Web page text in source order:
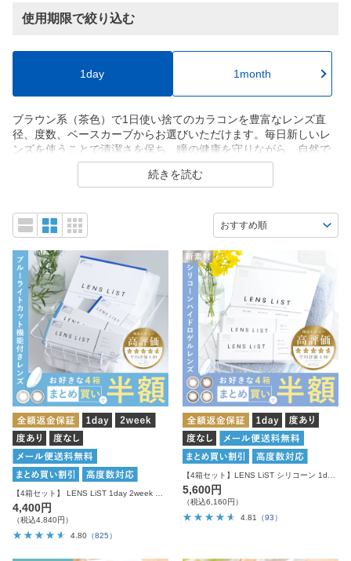
使用期限で絞り込む
1day 1month
ブラウン系（茶色）で1日使い捨てのカラコンを豊富なレンズ直
径、度数、ベースカーブからお選びいただけます。毎日新しいレ
ンズを使うことで清潔さを保ち、瞳の健康を守りながら、自然で
魅力的な瞳を演出できます。忙しい日常にも便利な、手軽におし
ゃれを楽しめるカラコンです。続きを読む
4,400円
（税込4,840円）
4.80 （825）
5,600円
（税込6,160円）
4.81
（93）